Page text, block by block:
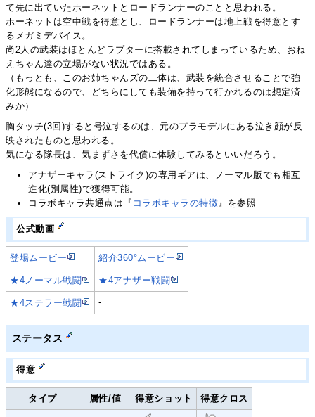
て先に出ていたホーネットとロードランナーのことと思われる。
ホーネットは空中戦を得意とし、ロードランナーは地上戦を得意とす
るメガミデバイス。
尚2人の武装はほとんどラプターに搭載されてしまっているため、おね
えちゃん達の立場がない状況ではある。
（もっとも、このお姉ちゃんズの二体は、武装を統合させることで強
化形態になるので、どちらにしても装備を持って行かれるのは想定済
みか）
胸タッチ(3回)すると号泣するのは、元のプラモデルにある泣き顔が反
映されたものと思われる。
気になる隊長は、気まずさを代償に体験してみるといいだろう。
アナザーキャラ(ストライク)の専用ギアは、ノーマル版でも相互
進化(別属性)で獲得可能。
コラボキャラ共通点は『 コラボキャラの特徴』を参照
公式動画
登場ムービー 紹介360°ムービー
★4ノーマル戦闘 ★4アナザー戦闘
★4ステラー戦闘 -
ステータス
得意
タイプ 属性/値 得意ショット 得意クロス